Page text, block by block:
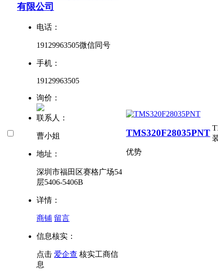
有限公司
电话：
19129963505微信同号
手机：
19129963505
询价：
联系人：
曹小姐
地址：
深圳市福田区赛格广场54
层5406-5406B
详情：
商铺 留言
信息核实：
点击 爱企查 核实工商信
息
TMS320F28035PNT
优势